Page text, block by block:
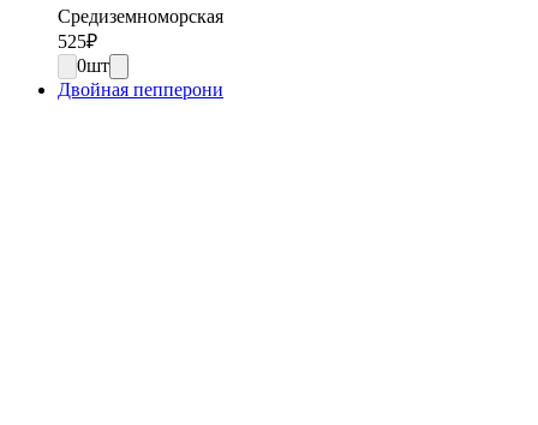
Средиземноморская
525₽
0шт
Двойная пепперони